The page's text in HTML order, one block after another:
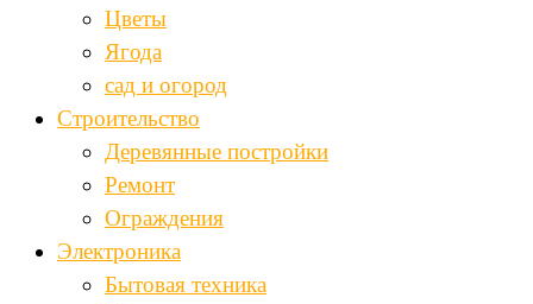
Цветы
Ягода
сад и огород
Строительство
Деревянные постройки
Ремонт
Ограждения
Электроника
Бытовая техника